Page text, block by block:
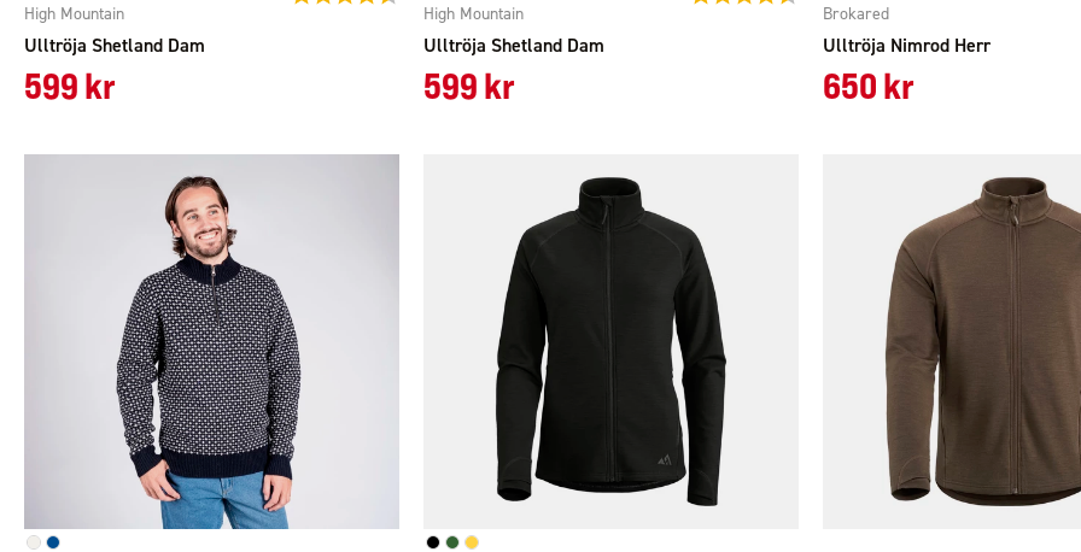
Ulltröja Shetland Dam
High Mountain
599 kr
Ulltröja Shetland Dam
High Mountain
599 kr
Ulltröja Nimrod Herr
Brokared
650 kr